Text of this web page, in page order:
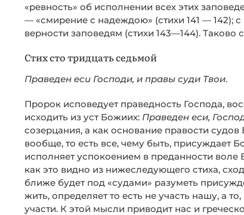
«ревность» об исполнении всех этих
— «смирение с надеждою» (стихи 141 — 142);
верности заповедям (стихи 143—144).
Стих сто тридцать седьмой
Праведен ecu Господи, и правы суди Твои.
Пророк исповедует праведность Господа,
исходить из уст Божиих: Праведен еси,
созерцания, а как основание правости
вообще, то есть все, чему быть, присуждает
исполняет успокоением в преданности воле
как это видно из нижеследующего стиха,
ближе будет под «судами» разуметь
жить, определяет то есть не участь нашу, а
участи. К этой мысли приводит нас и